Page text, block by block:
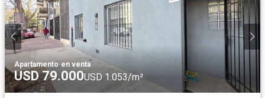
Apartamento·en venta
USD 79.000USD 1.053/m²